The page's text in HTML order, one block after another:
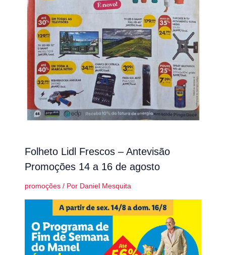
Folheto Lidl Frescos – Antevisão
Promoções 14 a 16 de agosto
promoções/ Por Daniel Mesquita